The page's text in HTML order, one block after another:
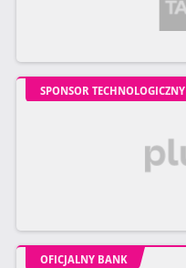
SPONSOR TECHNOLOGICZNY
OFICJALNY BANK